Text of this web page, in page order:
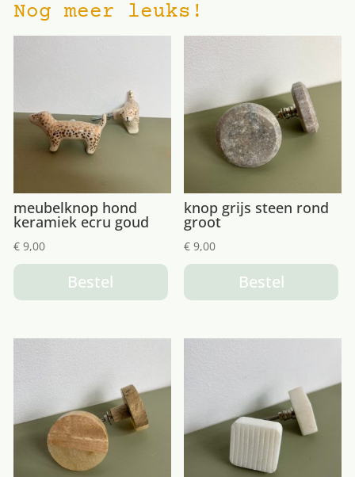
Nog meer leuks!
meubelknop hond
keramiek ecru goud
€9,00
Bestel
knop grijs steen rond
groot
€ 9,00
Bestel